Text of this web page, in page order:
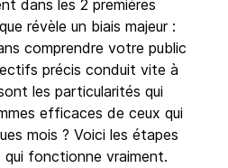
dans les 2 premières
révèle un biais majeur :
comprendre votre public
précis conduit vite à
les particularités qui
efficaces de ceux qui
mois ? Voici les étapes
qui fonctionne vraiment.